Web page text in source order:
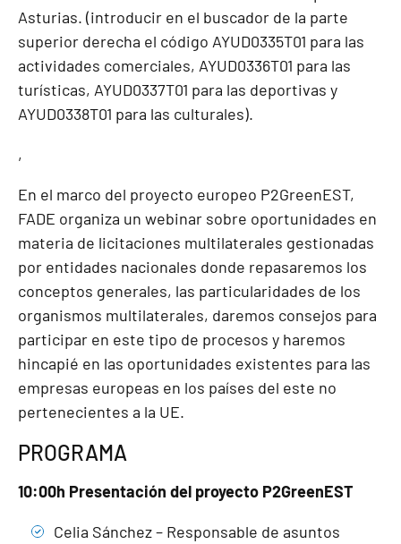
Asturias. (introducir en el buscador de la parte
superior derecha el código AYUD0335T01 para las
actividades comerciales, AYUD0336T01 para las
turísticas, AYUD0337T01 para las deportivas y
AYUD0338T01 para las culturales).
,
En el marco del proyecto europeo P2GreenEST,
FADE organiza un webinar sobre oportunidades en
materia de licitaciones multilaterales gestionadas
por entidades nacionales donde repasaremos los
conceptos generales, las particularidades de los
organismos multilaterales, daremos consejos para
participar en este tipo de procesos y haremos
hincapié en las oportunidades existentes para las
empresas europeas en los países del este no
pertenecientes a la UE.
PROGRAMA
10:00h Presentación del proyecto P2GreenEST
Celia Sánchez – Responsable de asuntos